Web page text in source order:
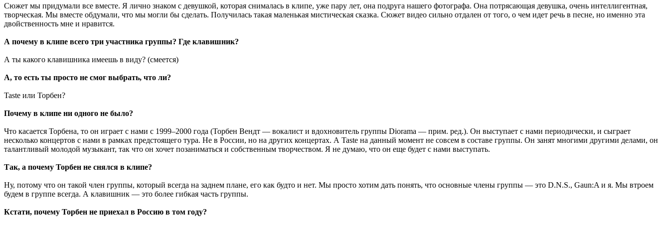
Сюжет мы придумали все вместе. Я лично знаком с девушкой, которая снималась в клипе, уже пару лет, она подруга нашего фотографа. Она потрясающая девушка, очень интеллигентная,
творческая. Мы вместе обдумали, что мы могли бы сделать. Получилась такая маленькая мистическая сказка. Сюжет видео сильно отдален от того, о чем идет речь в песне, но именно эта
двойственность мне и нравится.
А почему в клипе всего три участника группы? Где клавишник?
А ты какого клавишника имеешь в виду? (смеется)
А, то есть ты просто не смог выбрать, что ли?
Taste или Торбен?
Почему в клипе ни одного не было?
Что касается Торбена, то он играет с нами с 1999–2000 года (Торбен Вендт — вокалист и вдохновитель группы Diorama — прим. ред.). Он выступает с нами периодически, и сыграет
несколько концертов с нами в рамках предстоящего тура. Не в России, но на других концертах. А Taste на данный момент не совсем в составе группы. Он занят многими другими делами, он
талантливый молодой музыкант, так что он хочет позаниматься и собственным творчеством. Я не думаю, что он еще будет с нами выступать.
Так, а почему Торбен не снялся в клипе?
Ну, потому что он такой член группы, который всегда на заднем плане, его как будто и нет. Мы просто хотим дать понять, что основные члены группы — это D.N.S., Gaun:A и я. Мы втроем
будем в группе всегда. А клавишник — это более гибкая часть группы.
Кстати, почему Торбен не приехал в Россию в том году?